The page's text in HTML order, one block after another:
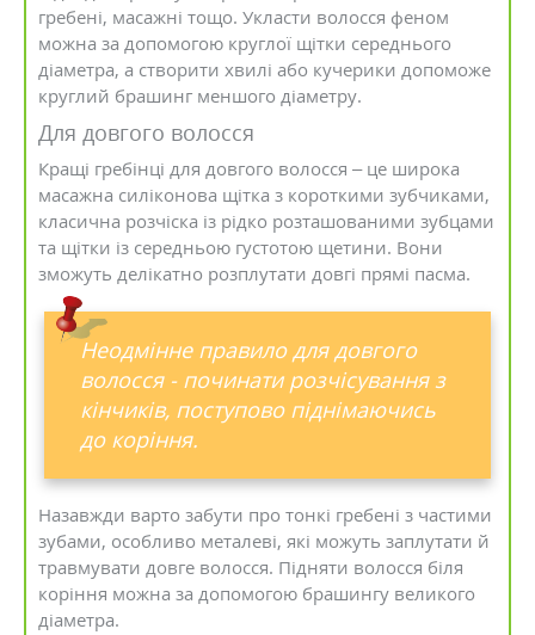
гребені, масажні тощо. Укласти волосся феном
можна за допомогою круглої щітки середнього
діаметра, а створити хвилі або кучерики допоможе
круглий брашинг меншого діаметру.
Для довгого волосся
Кращі гребінці для довгого волосся – це широка
масажна силіконова щітка з короткими зубчиками,
класична розчіска із рідко розташованими зубцами
та щітки із середньою густотою щетини. Вони
зможуть делікатно розплутати довгі прямі пасма.
Неодмінне правило для довгого
волосся - починати розчісування з
кінчиків, поступово піднімаючись
до коріння.
Назавжди варто забути про тонкі гребені з частими
зубами, особливо металеві, які можуть заплутати й
травмувати довге волосся. Підняти волосся біля
коріння можна за допомогою брашингу великого
діаметра.